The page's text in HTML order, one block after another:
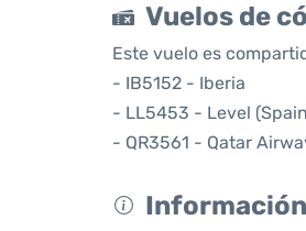
Vuelos de
Este vuelo es
- IB5152 - Iberia
- LL5453 - Level
- QR3561 - Qatar